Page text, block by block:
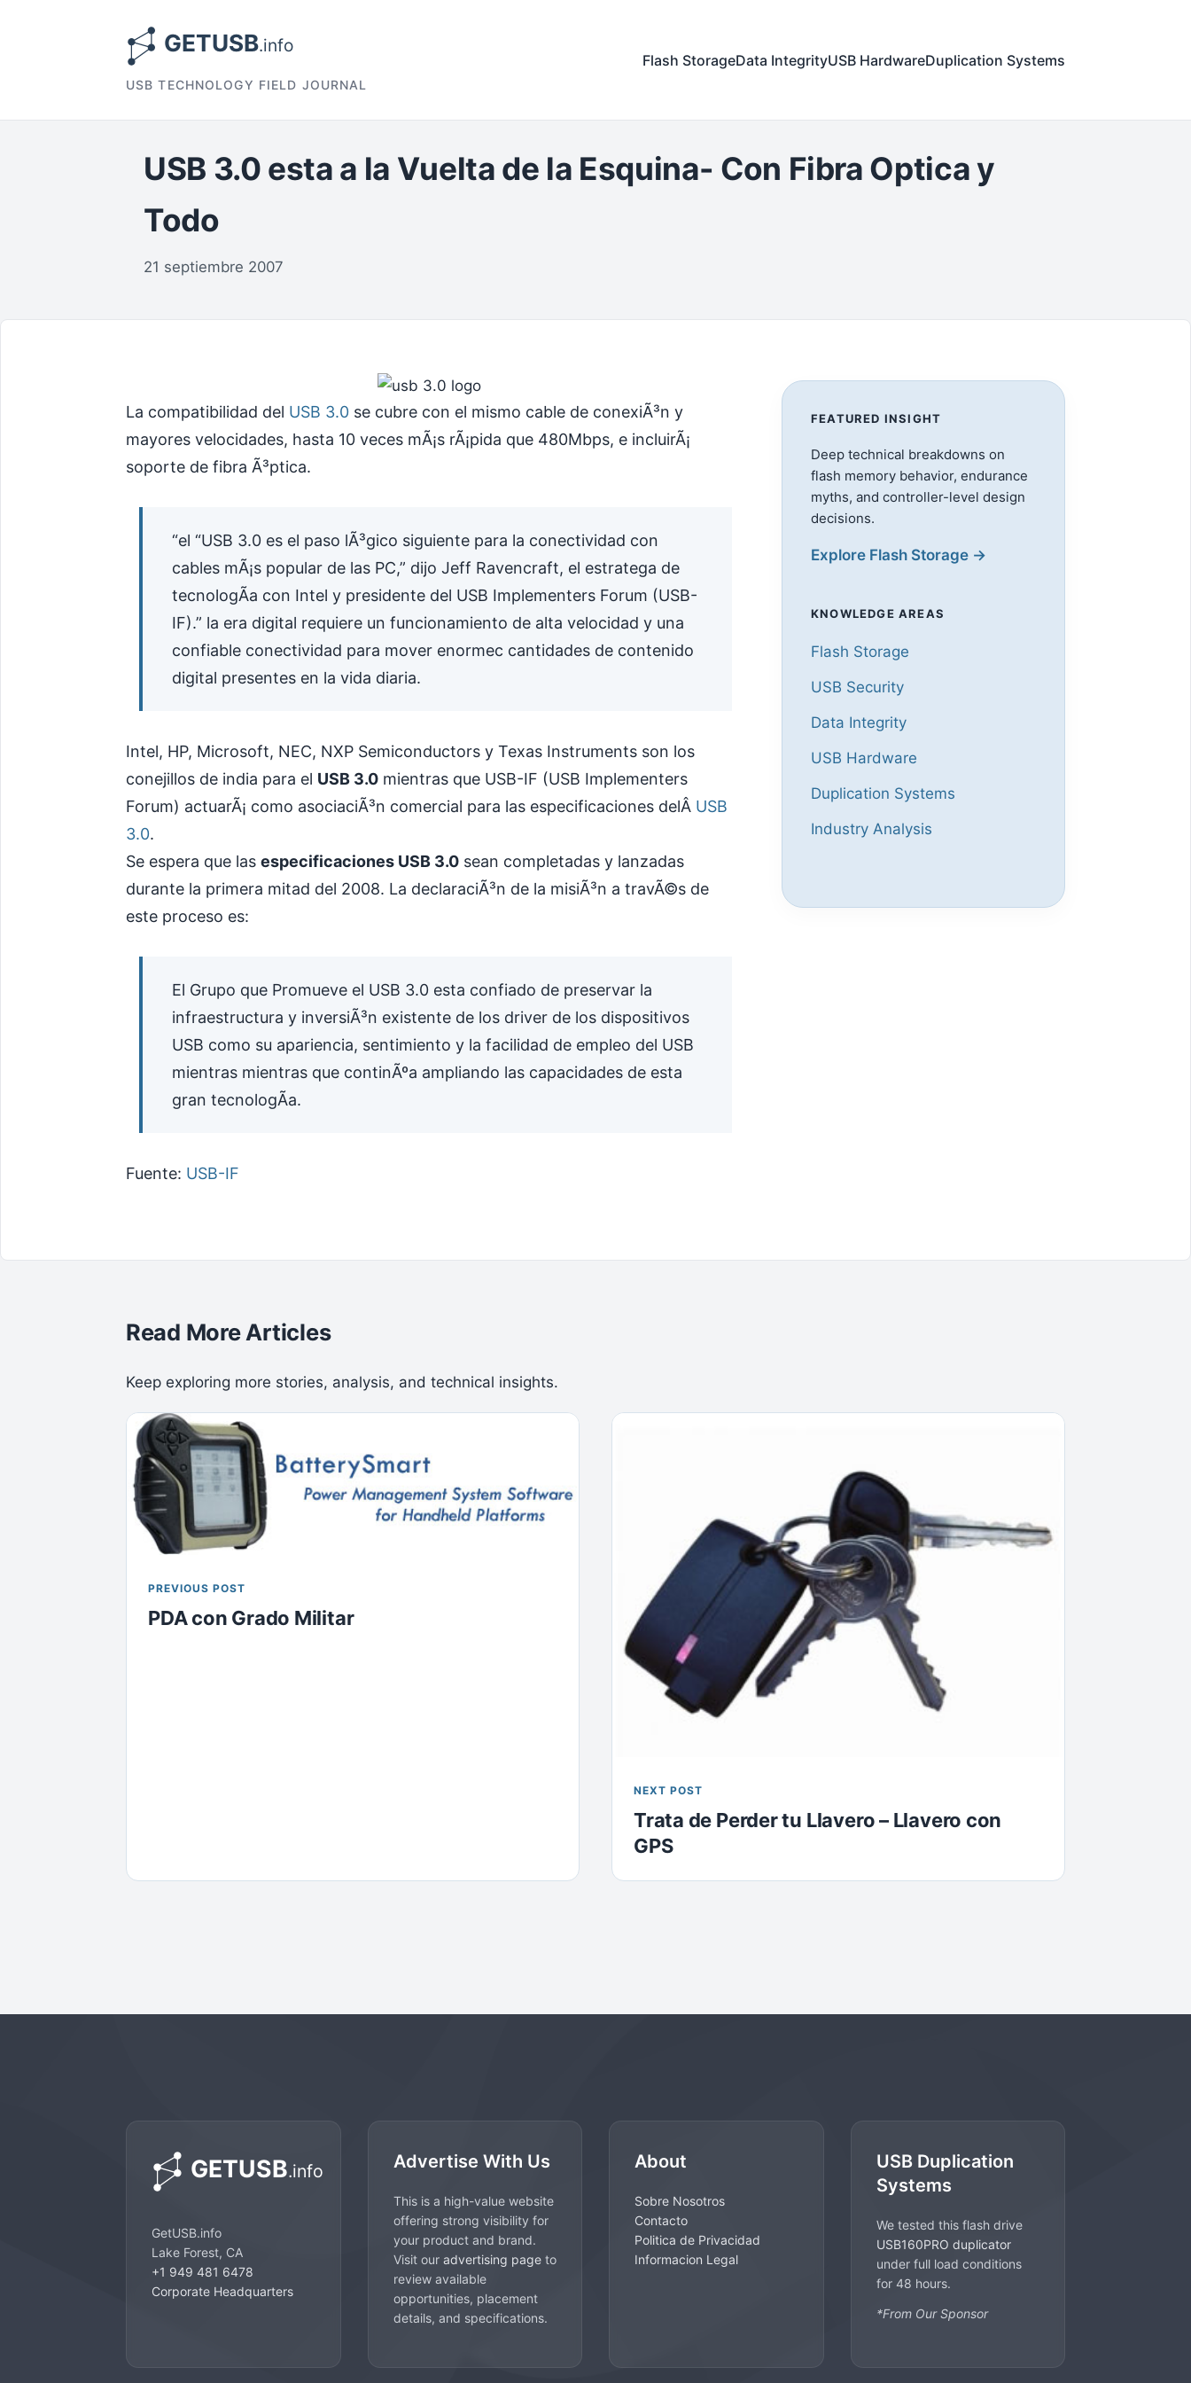
USB TECHNOLOGY FIELD JOURNAL
Flash StorageData IntegrityUSB HardwareDuplication Systems
USB 3.0 esta a la Vuelta de la Esquina- Con Fibra Optica y
Todo
21 septiembre 2007
La compatibilidad del USB 3.0 se cubre con el mismo cable de conexiÃ³n y
mayores velocidades, hasta 10 veces mÃ¡s rÃ¡pida que 480Mbps, e incluirÃ¡
soporte de fibra Ã³ptica.
“el “USB 3.0 es el paso lÃ³gico siguiente para la conectividad con
cables mÃ¡s popular de las PC,” dijo Jeff Ravencraft, el estratega de
tecnologÃ­a con Intel y presidente del USB Implementers Forum (USB-
IF).” la era digital requiere un funcionamiento de alta velocidad y una
confiable conectividad para mover enormec cantidades de contenido
digital presentes en la vida diaria.
Intel, HP, Microsoft, NEC, NXP Semiconductors y Texas Instruments son los
conejillos de india para el USB 3.0 mientras que USB-IF (USB Implementers
Forum) actuarÃ¡ como asociaciÃ³n comercial para las especificaciones delÂ USB
3.0.
Se espera que las especificaciones USB 3.0 sean completadas y lanzadas
durante la primera mitad del 2008. La declaraciÃ³n de la misiÃ³n a travÃ©s de
este proceso es:
El Grupo que Promueve el USB 3.0 esta confiado de preservar la
infraestructura y inversiÃ³n existente de los driver de los dispositivos
USB como su apariencia, sentimiento y la facilidad de empleo del USB
mientras mientras que continÃºa ampliando las capacidades de esta
gran tecnologÃ­a.
Fuente: USB-IF
FEATURED INSIGHT
Deep technical breakdowns on
flash memory behavior, endurance
myths, and controller-level design
decisions.
Explore Flash Storage →
KNOWLEDGE AREAS
Flash Storage
USB Security
Data Integrity
USB Hardware
Duplication Systems
Industry Analysis
Read More Articles
Keep exploring more stories, analysis, and technical insights.
PREVIOUS POST
PDA con Grado Militar
NEXT POST
Trata de Perder tu Llavero – Llavero con
GPS
GetUSB.info
Lake Forest, CA
+1 949 481 6478
Corporate Headquarters
Advertise With Us
This is a high-value website
offering strong visibility for
your product and brand.
Visit our advertising pageto
review available
opportunities, placement
details, and specifications.
About
Sobre Nosotros
Contacto
Politica de Privacidad
Informacion Legal
USB Duplication
Systems
We tested this flash drive
USB160PRO duplicator
under full load conditions
for 48 hours.
*From Our Sponsor